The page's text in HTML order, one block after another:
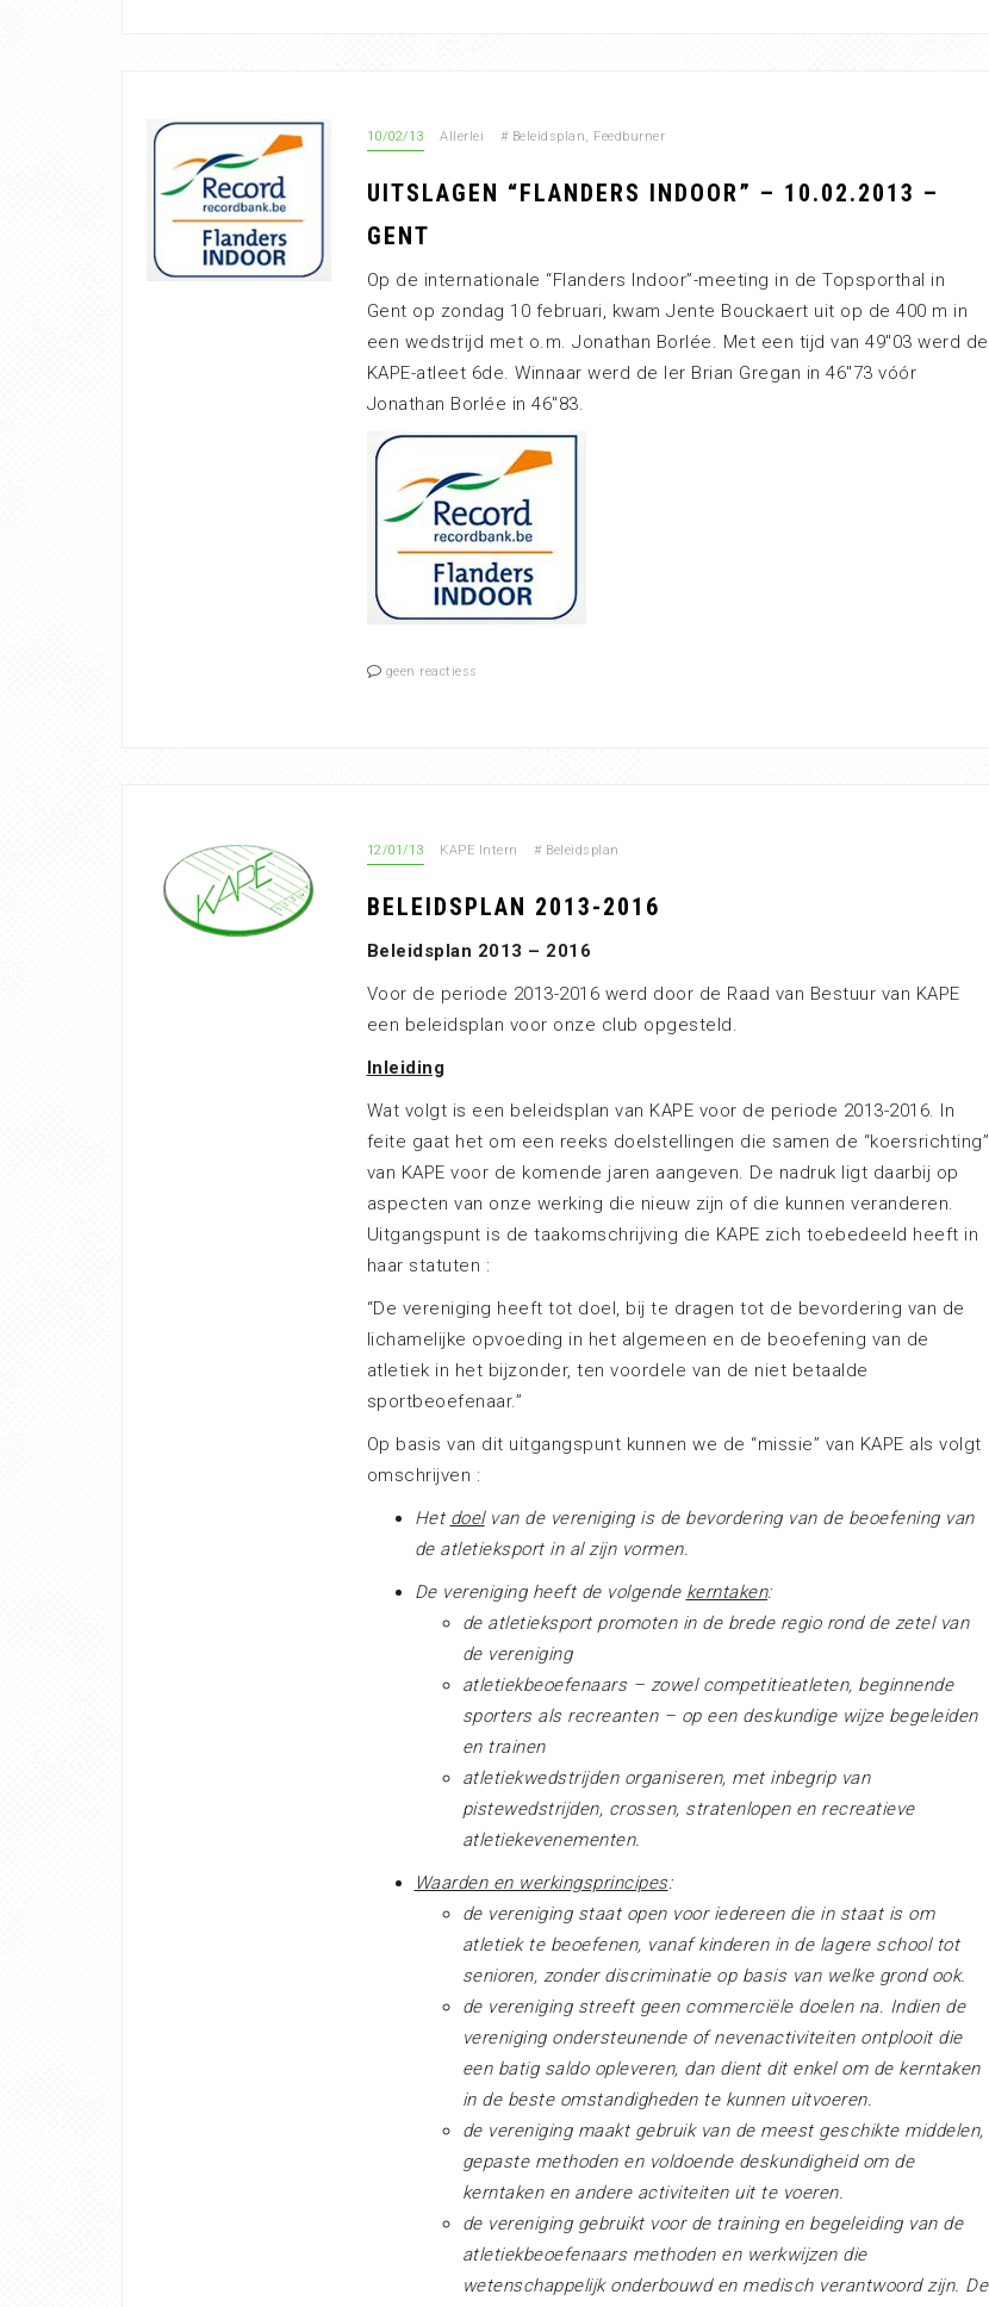
10/02/13 Allerlei # Beleidsplan, Feedburner
UITSLAGEN “FLANDERS INDOOR” – 10.02.2013 –
GENT
Op de internationale “Flanders Indoor”-meeting in de Topsporthal in
Gent op zondag 10 februari, kwam Jente Bouckaert uit op de 400 m in
een wedstrijd met o.m. Jonathan Borlée. Met een tijd van 49″03 werd de
KAPE-atleet 6de. Winnaar werd de Ier Brian Gregan in 46″73 vóór
Jonathan Borlée in 46″83.
geen reactiess
12/01/13 KAPE Intern # Beleidsplan
BELEIDSPLAN 2013-2016
Beleidsplan 2013 – 2016
Voor de periode 2013-2016 werd door de Raad van Bestuur van KAPE
een beleidsplan voor onze club opgesteld.
Inleiding
Wat volgt is een beleidsplan van KAPE voor de periode 2013-2016. In
feite gaat het om een reeks doelstellingen die samen de “koersrichting”
van KAPE voor de komende jaren aangeven. De nadruk ligt daarbij op
aspecten van onze werking die nieuw zijn of die kunnen veranderen.
Uitgangspunt is de taakomschrijving die KAPE zich toebedeeld heeft in
haar statuten :
“De vereniging heeft tot doel, bij te dragen tot de bevordering van de
lichamelijke opvoeding in het algemeen en de beoefening van de
atletiek in het bijzonder, ten voordele van de niet betaalde
sportbeoefenaar.”
Op basis van dit uitgangspunt kunnen we de “missie” van KAPE als volgt
omschrijven :
Het doelvan de vereniging is de bevordering van de beoefening van
de atletieksport in al zijn vormen.
De vereniging heeft de volgende kerntaken:
de atletieksport promoten in de brede regio rond de zetel van
de vereniging
atletiekbeoefenaars – zowel competitieatleten, beginnende
sporters als recreanten – op een deskundige wijze begeleiden
en trainen
atletiekwedstrijden organiseren, met inbegrip van
pistewedstrijden, crossen, stratenlopen en recreatieve
atletiekevenementen.
Waarden en werkingsprincipes:
de vereniging staat open voor iedereen die in staat is om
atletiek te beoefenen, vanaf kinderen in de lagere school tot
senioren, zonder discriminatie op basis van welke grond ook.
de vereniging streeft geen commerciële doelen na. Indien de
vereniging ondersteunende of nevenactiviteiten ontplooit die
een batig saldo opleveren, dan dient dit enkel om de kerntaken
in de beste omstandigheden te kunnen uitvoeren.
de vereniging maakt gebruik van de meest geschikte middelen,
gepaste methoden en voldoende deskundigheid om de
kerntaken en andere activiteiten uit te voeren.
de vereniging gebruikt voor de training en begeleiding van de
atletiekbeoefenaars methoden en werkwijzen die
wetenschappelijk onderbouwd en medisch verantwoord zijn. De